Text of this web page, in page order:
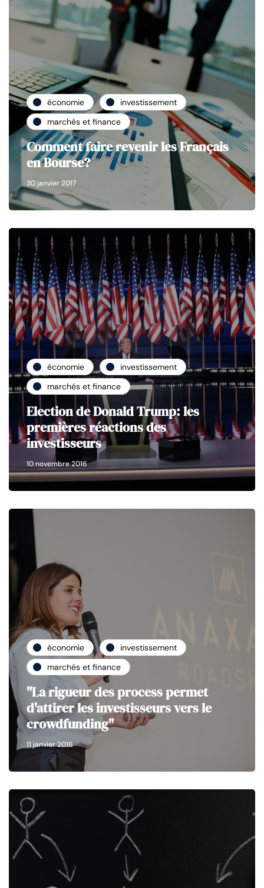
économie
investissement
marchés et finance
Comment faire revenir les Français
en Bourse?
30 janvier 2017
économie
investissement
marchés et finance
Election de Donald Trump: les
premières réactions des
investisseurs
10 novembre 2016
économie
investissement
marchés et finance
"La rigueur des process permet
d'attirer les investisseurs vers le
crowdfunding"
11 janvier 2016